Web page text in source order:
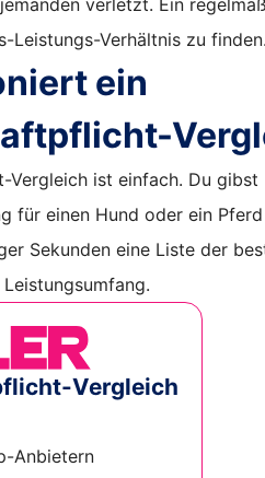
Leistungs-Verhältnis zu
ein
Vergleich ist einfach. Du gibst
für einen Hund oder ein
Sekunden eine Liste der
Vergleich
Anbietern